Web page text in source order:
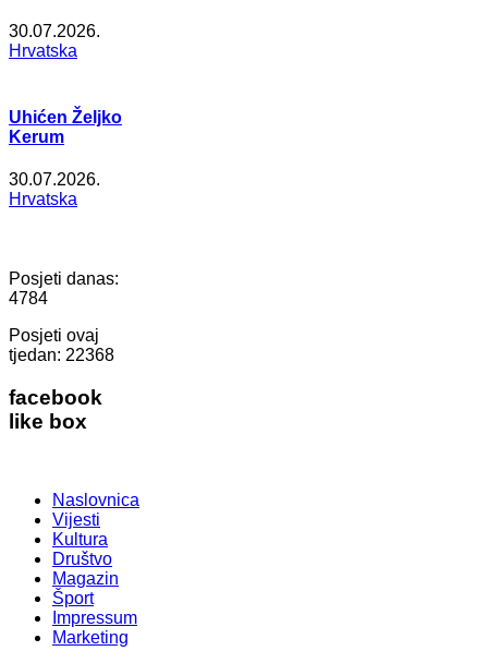
30.07.2026.
Hrvatska
Uhićen Željko
Kerum
30.07.2026.
Hrvatska
Posjeti danas:
4784
Posjeti ovaj
tjedan: 22368
facebook
like box
Naslovnica
Vijesti
Kultura
Društvo
Magazin
Šport
Impressum
Marketing